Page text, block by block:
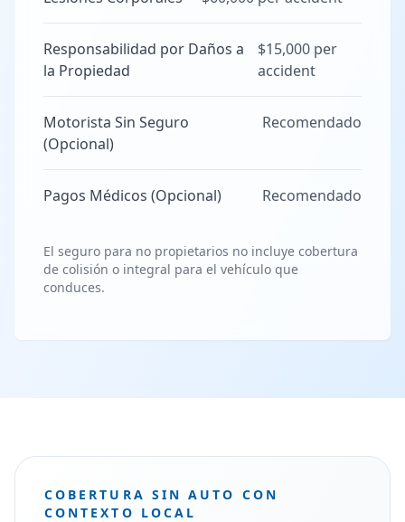
Responsabilidad por Daños a
la Propiedad
$15,000 per
accident
Motorista Sin Seguro
(Opcional)
Recomendado
Pagos Médicos (Opcional) Recomendado
El seguro para no propietarios no incluye cobertura
de colisión o integral para el vehículo que
conduces.
COBERTURA SIN AUTO CON
CONTEXTO LOCAL